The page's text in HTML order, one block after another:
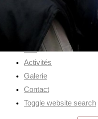
Accueil
Activités
Galerie
Contact
Toggle website search